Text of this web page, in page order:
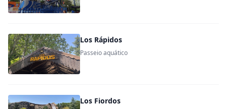
Los Rápidos
Passeio aquático
Los Fiordos